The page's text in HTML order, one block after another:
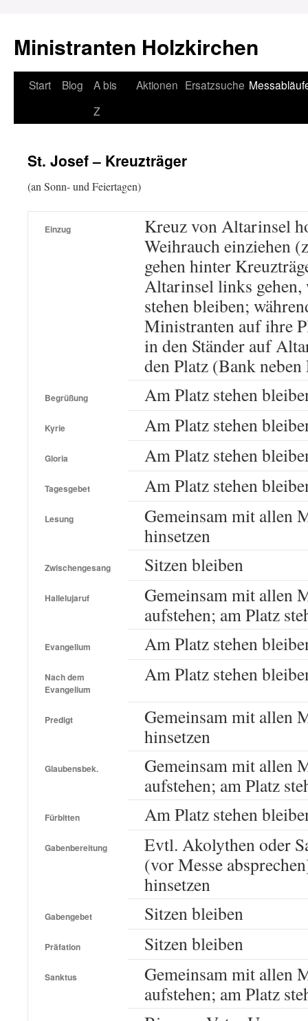
Ministranten Holzkirchen
Zum
Start Blog
A bis
Z
Aktionen Ersatzsuche
St. Josef – Kreuzträger
(an Sonn- und Feiertagen)
Einzug
Kreuz von Altarinsel
Weihrauch einziehen
gehen hinter
Altarinsel links gehen,
stehen bleiben;
Ministranten auf ihre
in den Ständer auf
den Platz (Bank
Begrüßung Am Platz stehen
Kyrie Am Platz stehen
Gloria Am Platz stehen
Tagesgebet Am Platz stehen
Lesung
Gemeinsam mit allen
hinsetzen
Zwischengesang Sitzen bleiben
Hallelujaruf
Gemeinsam mit allen
aufstehen; am Platz
Evangelium Am Platz stehen
Nach dem
Evangelium
Am Platz stehen
Predigt
Gemeinsam mit allen
hinsetzen
Glaubensbek.
Gemeinsam mit allen
aufstehen; am Platz
Fürbitten Am Platz stehen
Gabenbereitung
Evtl. Akolythen oder
(vor Messe
hinsetzen
Gabengebet Sitzen bleiben
Präfation Sitzen bleiben
Sanktus
Gemeinsam mit allen
aufstehen; am Platz